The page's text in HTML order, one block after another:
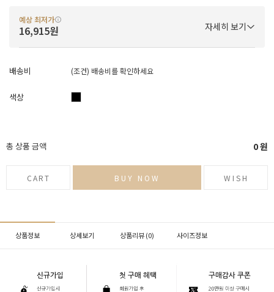
예상 최저가
16,915원 자세히 보기
배송비 (조건) 배송비를 확인하세요
색상
총 상품 금액 0원
CART BUY NOW WISH
상품정보 상세보기 상품리뷰 (0) 사이즈정보